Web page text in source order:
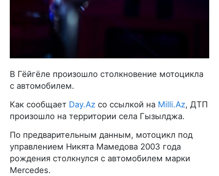
В Гёйгёле произошло столкновение мотоцикла
с автомобилем.
Как сообщает Day.Az со ссылкой на Milli.Az, ДТП
произошло на территории села Гызылджа.
По предварительным данным, мотоцикл под
управлением Никята Мамедова 2003 года
рождения столкнулся с автомобилем марки
Mercedes.